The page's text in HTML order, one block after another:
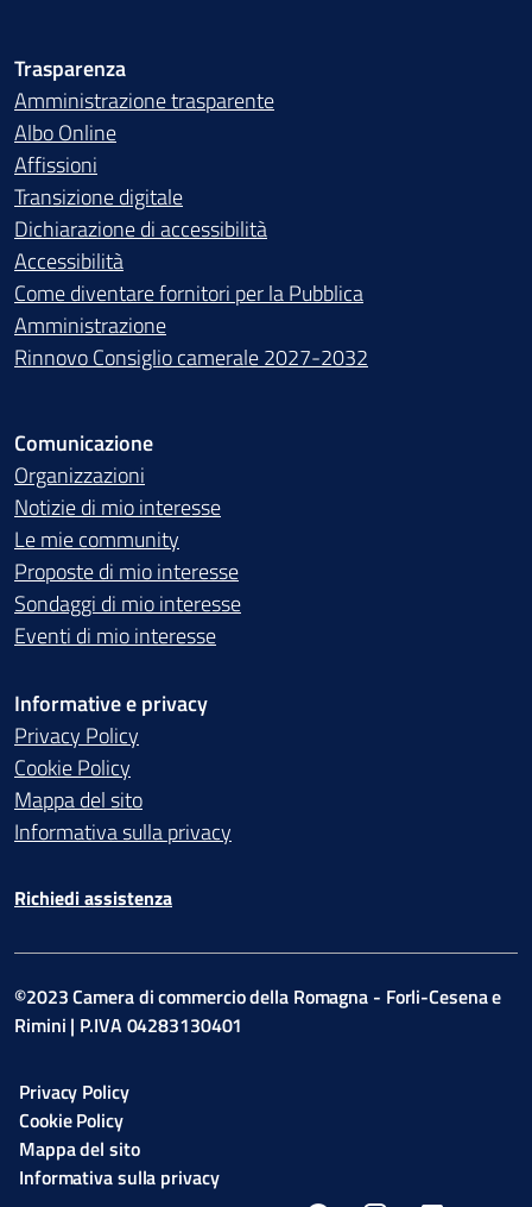
Trasparenza
Amministrazione trasparente
Albo Online
Affissioni
Transizione digitale
Dichiarazione di accessibilità
Accessibilità
Come diventare fornitori per la Pubblica
Amministrazione
Rinnovo Consiglio camerale 2027-2032
Comunicazione
Organizzazioni
Notizie di mio interesse
Le mie community
Proposte di mio interesse
Sondaggi di mio interesse
Eventi di mio interesse
Informative e privacy
Privacy Policy
Cookie Policy
Mappa del sito
Informativa sulla privacy
Richiedi assistenza
©2023 Camera di commercio della Romagna - Forli-Cesena e
Rimini | P.IVA 04283130401
Privacy Policy
Cookie Policy
Mappa del sito
Informativa sulla privacy